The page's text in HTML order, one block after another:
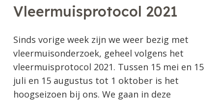
Vleermuisprotocol 2021
Sinds vorige week zijn we weer bezig met
vleermuisonderzoek, geheel volgens het
vleermuisprotocol 2021. Tussen 15 mei en 15
juli en 15 augustus tot 1 oktober is het
hoogseizoen bij ons. We gaan in deze